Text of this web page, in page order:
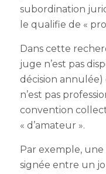
subordination
le qualifie de «
Dans cette
juge n’est pas
décision
n’est pas
convention
« d’amateur ».
Par exemple,
signée entre un